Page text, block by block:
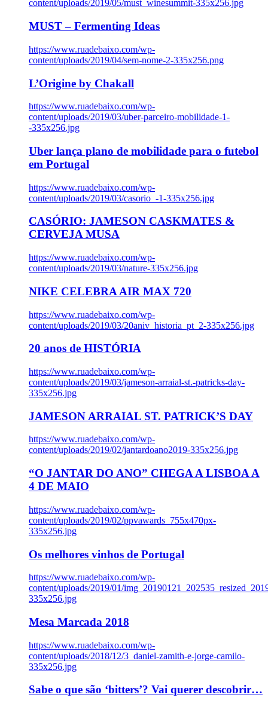
content/uploads/2019/05/must_winesummit-335x256.jpg
MUST – Fermenting Ideas
https://www.ruadebaixo.com/wp-
content/uploads/2019/04/sem-nome-2-335x256.png
L’Origine by Chakall
https://www.ruadebaixo.com/wp-
content/uploads/2019/03/uber-parceiro-mobilidade-1-
-335x256.jpg
Uber lança plano de mobilidade para o futebol
em Portugal
https://www.ruadebaixo.com/wp-
content/uploads/2019/03/casorio_-1-335x256.jpg
CASÓRIO: JAMESON CASKMATES &
CERVEJA MUSA
https://www.ruadebaixo.com/wp-
content/uploads/2019/03/nature-335x256.jpg
NIKE CELEBRA AIR MAX 720
https://www.ruadebaixo.com/wp-
content/uploads/2019/03/20aniv_historia_pt_2-335x256.jpg
20 anos de HISTÓRIA
https://www.ruadebaixo.com/wp-
content/uploads/2019/03/jameson-arraial-st.-patricks-day-
335x256.jpg
JAMESON ARRAIAL ST. PATRICK’S DAY
https://www.ruadebaixo.com/wp-
content/uploads/2019/02/jantardoano2019-335x256.jpg
“O JANTAR DO ANO” CHEGA A LISBOA A
4 DE MAIO
https://www.ruadebaixo.com/wp-
content/uploads/2019/02/ppvawards_755x470px-
335x256.jpg
Os melhores vinhos de Portugal
https://www.ruadebaixo.com/wp-
content/uploads/2019/01/
335x256.jpg
Mesa Marcada 2018
https://www.ruadebaixo.com/wp-
content/uploads/2018/12/3_daniel-zamith-e-jorge-camilo-
335x256.jpg
Sabe o que são ‘bitters’? Vai querer descobrir…